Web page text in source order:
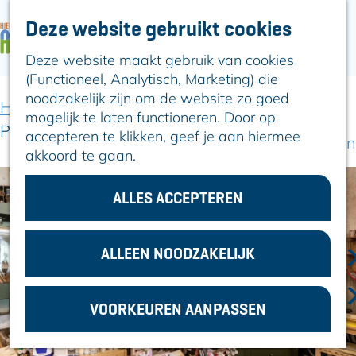
Deze website gebruikt cookies
Deze website maakt gebruik van cookies
(Functioneel, Analytisch, Marketing) die
noodzakelijk zijn om de website zo goed
mogelijk te laten functioneren. Door op
accepteren te klikken, geef je aan hiermee
akkoord te gaan.
ALLES ACCEPTEREN
ALLEEN NOODZAKELIJK
VOORKEUREN AANPASSEN
n
a
a
d
e
h
o
m
e
a
g
e
ARTIKELEN
Hier is Boskoop
Lekker Lokaal
Ontdek het
Erfgoed
Natuurlijk genieten
In en om Alphen
Kleuren van de
toren
VOOR
ONDERNEMERS
Home
Locaties winkelen
Proef de Tuin Theeschenkerij & streekwinkel